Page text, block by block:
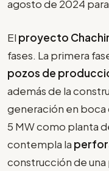
agosto de 2024
El proyecto
fases. La primera
pozos de
además de la
generación en boca
5 MW como planta
contempla la
construcción de una